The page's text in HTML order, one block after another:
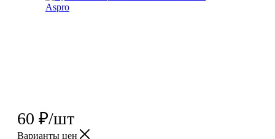
60 ₽/шт
Варианты цен